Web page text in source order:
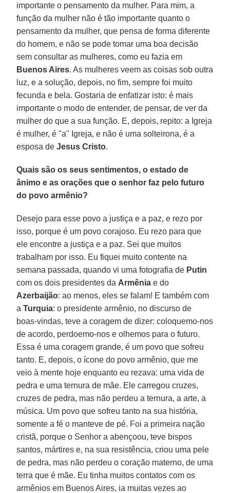
importante o pensamento da mulher. Para mim, a
função da mulher não é tão importante quanto o
pensamento da mulher, que pensa de forma diferente
do homem, e não se pode tomar uma boa decisão
sem consultar as mulheres, como eu fazia em
Buenos Aires. As mulheres veem as coisas sob outra
luz, e a solução, depois, no fim, sempre foi muito
fecunda e bela. Gostaria de enfatizar isto: é mais
importante o modo de entender, de pensar, de ver da
mulher do que a sua função. E, depois, repito: a Igreja
é mulher, é "a" Igreja, e não é uma solteirona, é a
esposa deJesus Cristo.
Quais são os seus sentimentos, o estado de
ânimo e as orações que o senhor faz pelo futuro
do povo armênio?
Desejo para esse povo a justiça e a paz, e rezo por
isso, porque é um povo corajoso. Eu rezo para que
ele encontre a justiça e a paz. Sei que muitos
trabalham por isso. Eu fiquei muito contente na
semana passada, quando vi uma fotografia de Putin
com os dois presidentes da Armênia e do
Azerbaijão: ao menos, eles se falam! E também com
aTurquia: o presidente armênio, no discurso de
boas-vindas, teve a coragem de dizer: coloquemo-nos
de acordo, perdoemo-nos e olhemos para o futuro.
Essa é uma coragem grande, é um povo que sofreu
tanto. E, depois, o ícone do povo armênio, que me
veio à mente hoje enquanto eu rezava: uma vida de
pedra e uma ternura de mãe. Ele carregou cruzes,
cruzes de pedra, mas não perdeu a ternura, a arte, a
música. Um povo que sofreu tanto na sua história,
somente a fé o manteve de pé. Foi a primeira nação
cristã, porque o Senhor a abençoou, teve bispos
santos, mártires e, na sua resistência, criou uma pele
de pedra, mas não perdeu o coração materno, de uma
terra que é mãe. Eu tinha muitos contatos com os
armênios em Buenos Aires, ia muitas vezes ao